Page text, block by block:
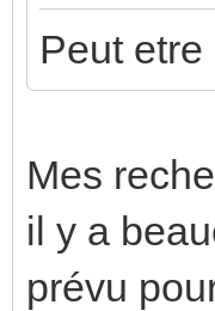
Peut etre
Mes
il y a
prévu